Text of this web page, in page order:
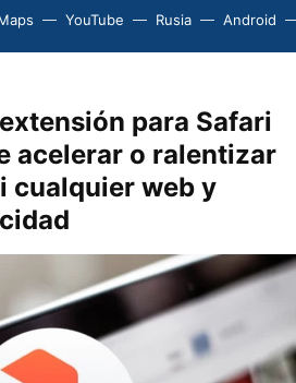
YouTube Rusia Android
para Safari
acelerar o ralentizar
cualquier web y